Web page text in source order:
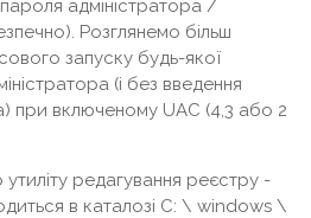
адміністратора /
Розглянемо більш
запуску будь-якої
(і без введення
при включеному UAC (4,3 або 2
редагування реєстру -
в каталозі C: ​​\ windows \